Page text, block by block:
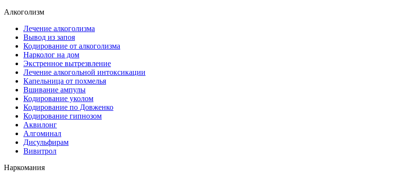
Алкоголизм
Лечение алкоголизма
Вывод из запоя
Кодирование от алкоголизма
Нарколог на дом
Экстренное вытрезвление
Лечение алкогольной интоксикации
Капельница от похмелья
Вшивание ампулы
Кодирование уколом
Кодирование по Довженко
Кодирование гипнозом
Аквилонг
Алгоминал
Дисульфирам
Вивитрол
Наркомания